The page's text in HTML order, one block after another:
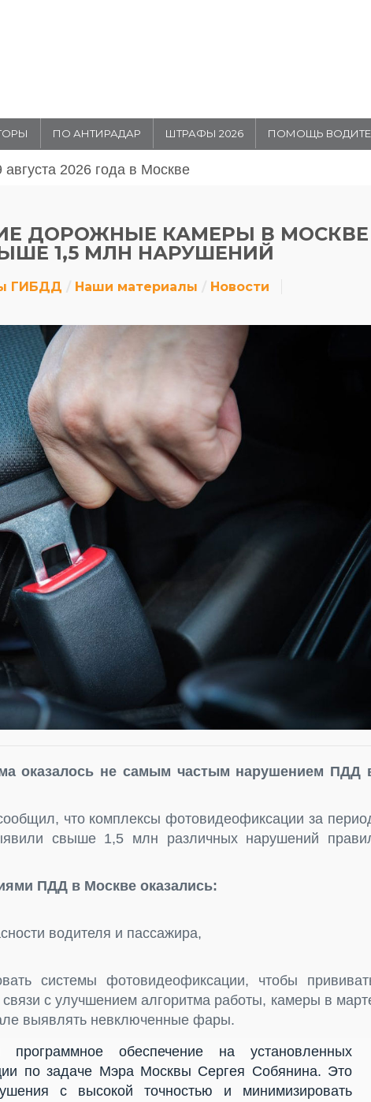
ПО АНТИРАДАР ШТРАФЫ 2026 ПОМОЩЬ
и 1 августа 20026 года в Москве
ДОРОЖНЫЕ КАМЕРЫ В МОСКВЕ
1,5 МЛН НАРУШЕНИЙ
ГИБДД Наши материалы
Новости
оказалось не самым частым нарушением ПДД
что комплексы фотовидеофиксации за
свыше 1,5 млн различных нарушений
ПДД в Москве оказались:
водителя и пассажира,
системы фотовидеофиксации, чтобы
связи с улучшением алгоритма работы, камеры в
выявлять невключенные фары.
обеспечение на установленных
по задаче Мэра Москвы Сергея Собянина. Это
с высокой точностью и минимизировать